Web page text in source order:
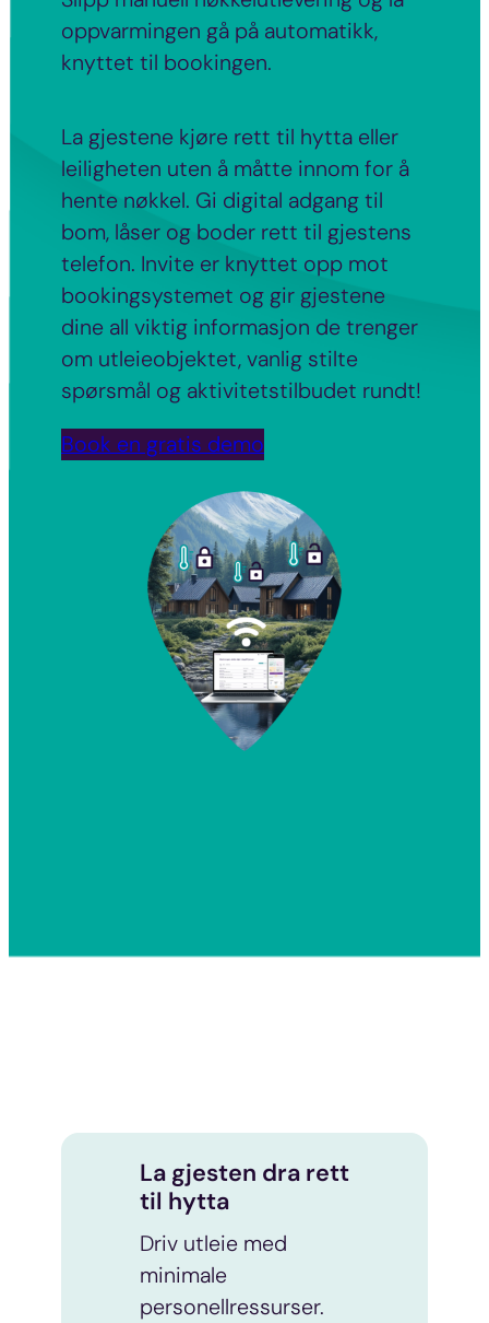
oppvarmingen gå på automatikk,
knyttet til bookingen.
La gjestene kjøre rett til hytta eller
leiligheten uten å måtte innom for å
hente nøkkel. Gi digital adgang til
bom, låser og boder rett til gjestens
telefon. Invite er knyttet opp mot
bookingsystemet og gir gjestene
dine all viktig informasjon de trenger
om utleieobjektet, vanlig stilte
spørsmål og aktivitetstilbudet rundt!
Book en gratis demo
La gjesten dra rett
til hytta
Driv utleie med
minimale
personellressurser.